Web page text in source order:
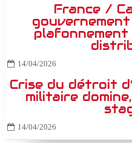
France /
plafonnement
14/04/2026
Crise du détroit
militaire
14/04/2026